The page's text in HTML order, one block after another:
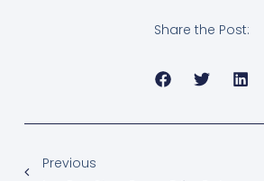
Share the Post:
Previous